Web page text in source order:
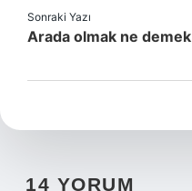
Sonraki Yazı
Arada olmak ne demek
14 YORUM